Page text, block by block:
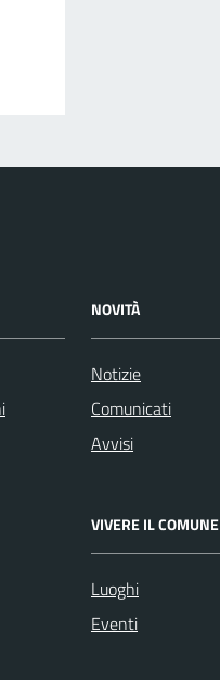
NOVITÀ
Notizie
Comunicati
Avvisi
VIVERE IL COMUNE
Luoghi
Eventi